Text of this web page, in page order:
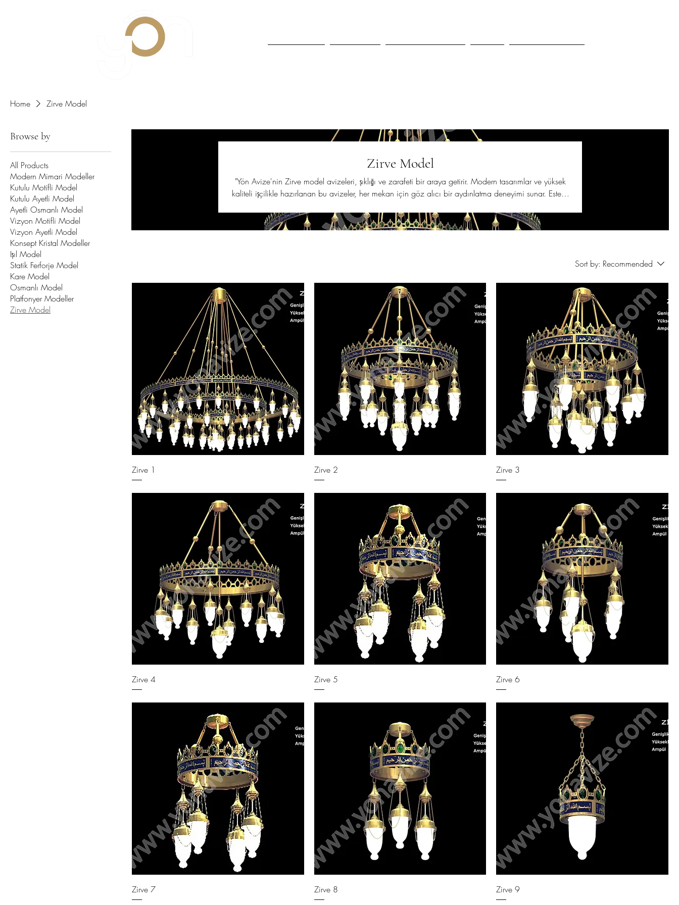
Home Zirve Model
Browse by
All Products
Modern Mimari Modeller
Kutulu Motifli Model
Kutulu Ayetli Model
Ayetli Osmanlı Model
Vizyon Motifli Model
Vizyon Ayetli Model
Konsept Kristal Modeller
Işıl Model
Statik Ferforje Model
Kare Model
Osmanlı Model
Platfonyer Modeller
Zirve Model
Zirve Model
"Yön Avize'nin Zirve model avizeleri, şıklığı ve zarafeti bir araya getirir. Modern tasarımlar ve yüksek
kaliteli işçilikle hazırlanan bu avizeler, her mekan için göz alıcı bir aydınlatma deneyimi sunar. Estetik
Sort by: Recommended
Zirve 1 Zirve 2 Zirve 3
Zirve 4 Zirve 5 Zirve 6
Zirve 7 Zirve 8 Zirve 9